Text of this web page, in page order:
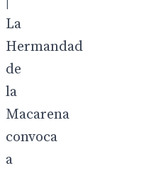
La
Hermandad
de
la
Macarena
convoca
a